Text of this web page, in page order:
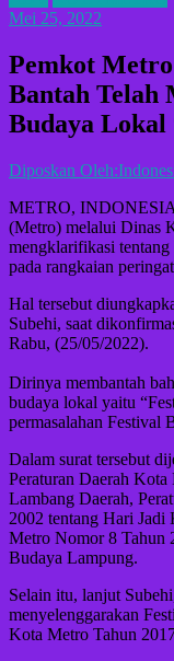
Mei 25, 2022
Pemkot
Bantah Telah
Budaya Lokal
Diposkan
METRO, INDONESIA
(Metro) melalui Dinas
mengklarifikasi
pada rangkaian
Hal tersebut
Subehi, saat
Rabu, (25/05/2022).
Dirinya membantah
budaya lokal yaitu
permasalahan Festival
Dalam surat tersebut
Peraturan Daerah
Lambang Daerah,
2002 tentang Hari Jadi
Metro Nomor 8 Tahun
Budaya Lampung.
Selain itu, lanjut
menyelenggarakan
Kota Metro Tahun